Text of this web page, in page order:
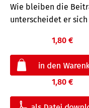
Wie bleiben die
unterscheidet er
1,80 €
1,80 €